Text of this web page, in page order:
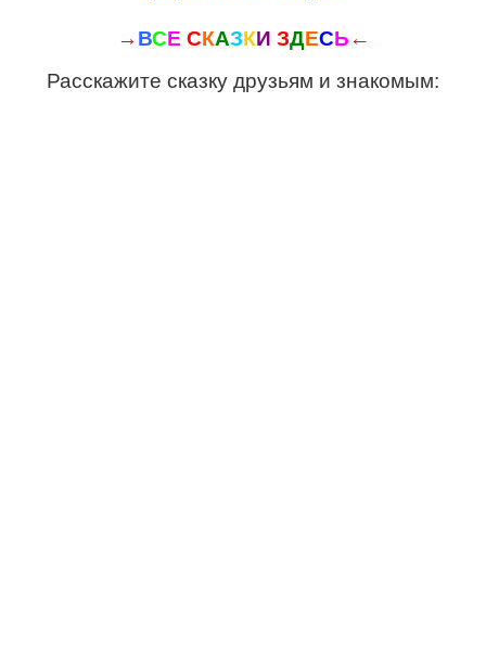
→ ВСЕ СКАЗКИ ЗДЕСЬ ←
Расскажите сказку друзьям и знакомым: